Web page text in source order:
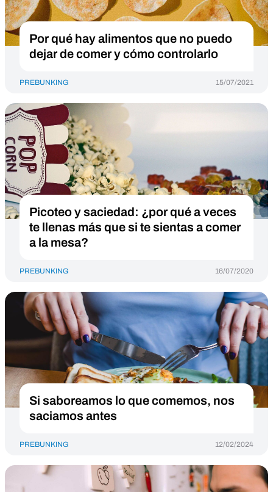
Por qué hay alimentos que no puedo
dejar de comer y cómo controlarlo
PREBUNKING 15/07/2021
Picoteo y saciedad: ¿por qué a veces
te llenas más que si te sientas a comer
a la mesa?
PREBUNKING 16/07/2020
Si saboreamos lo que comemos, nos
saciamos antes
PREBUNKING 12/02/2024